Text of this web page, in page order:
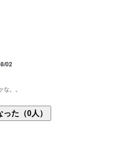
02
、、
食べると期待外れな味でした。
て考えると美味しいのかな？
た（0人）